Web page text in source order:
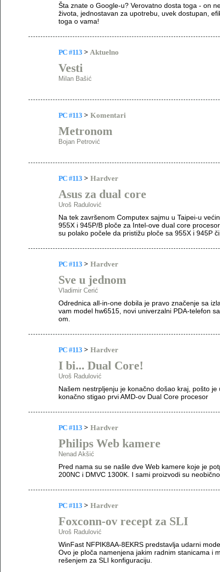
Šta znate o Google-u? Verovatno dosta toga - on
života, jednostavan za upotrebu, uvek dostupan,
toga o vama!
PC #113 > Aktuelno
Vesti
Milan Bašić
PC #113 > Komentari
Metronom
Bojan Petrović
PC #113 > Hardver
Asus za dual core
Uroš Radulović
Na tek završenom Computex sajmu u Taipei-u
955X i 945P/B ploče za Intel-ove dual core
su polako počele da pristižu ploče sa 955X i 945P
PC #113 > Hardver
Sve u jednom
Vladimir Cerić
Odrednica all-in-one dobila je pravo značenje sa
vam model hw6515, novi univerzalni PDA-telefon
om.
PC #113 > Hardver
I bi... Dual Core!
Uroš Radulović
Našem nestrpljenju je konačno došao kraj, pošto
konačno stigao prvi AMD-ov Dual Core procesor
PC #113 > Hardver
Philips Web kamere
Nenad Akšić
Pred nama su se našle dve Web kamere koje je
200NC i DMVC 1300K. I sami proizvodi su
PC #113 > Hardver
Foxconn-ov recept za SLI
Uroš Radulović
WinFast NFPIK8AA-8EKRS predstavlja udarni
Ovo je ploča namenjena jakim radnim stanicama i
rešenjem za SLI konfiguraciju.